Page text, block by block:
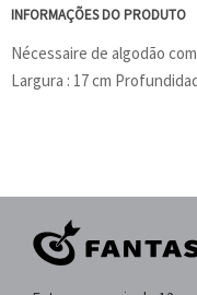
INFORMAÇÕES DO PRODUTO
Nécessaire de algodão
Largura : 17 cm